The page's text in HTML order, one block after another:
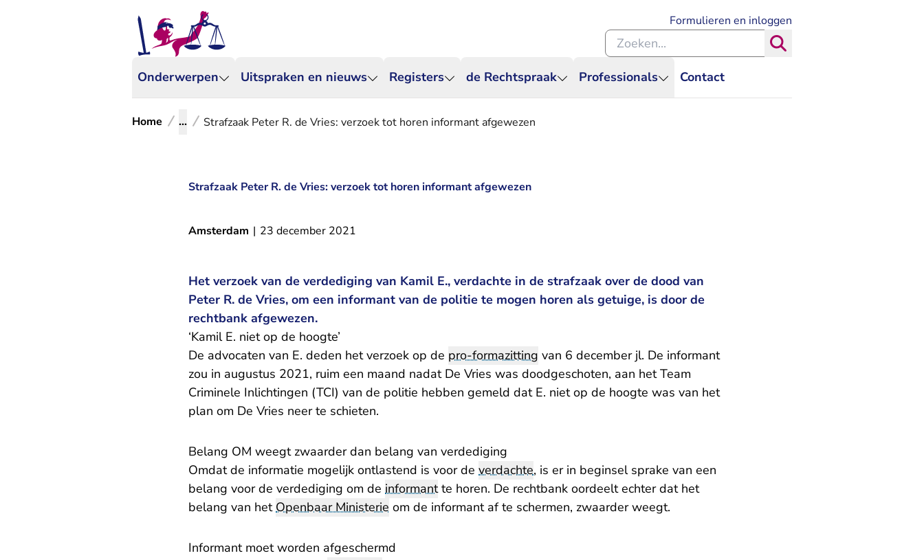
Onderwerpen Uitspraken en nieuws Registers de Rechtspraak Professionals Contact
Formulieren en inloggen
Zoeken binnen de Rechtspraak
Home ... Strafzaak Peter R. de Vries: verzoek tot horen informant afgewezen
Strafzaak Peter R. de Vries: verzoek tot horen informant afgewezen
Amsterdam | 23 december 2021
Het verzoek van de verdediging van Kamil E., verdachte in de strafzaak over de dood van
Peter R. de Vries, om een informant van de politie te mogen horen als getuige, is door de
rechtbank afgewezen.
‘Kamil E. niet op de hoogte’
De advocaten van E. deden het verzoek op de pro-formazitting van 6 december jl. De informant
zou in augustus 2021, ruim een maand nadat De Vries was doodgeschoten, aan het Team
Criminele Inlichtingen (TCI) van de politie hebben gemeld dat E. niet op de hoogte was van het
plan om De Vries neer te schieten.
Belang OM weegt zwaarder dan belang van verdediging
Omdat de informatie mogelijk ontlastend is voor de verdachte, is er in beginsel sprake van een
belang voor de verdediging om de informantte horen. De rechtbank oordeelt echter dat het
belang van hetOpenbaar Ministerie om de informant af te schermen, zwaarder weegt.
Informant moet worden afgeschermd